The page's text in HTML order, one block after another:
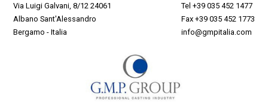
Via Luigi Galvani, 8/12 24061
Albano Sant'Alessandro
Bergamo - Italia
Tel +39 035 452 1477
Fax +39 035 452 1773
info@gmpitalia.com